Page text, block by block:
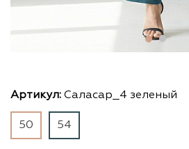
Артикул: Саласар_4 зеленый
50 54